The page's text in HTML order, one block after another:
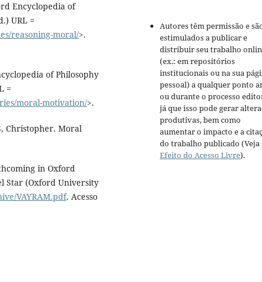
Encyclopedia of
URL =
reasoning-moral/>.
of Philosophy
=
moral-motivation/>.
Christopher. Moral
in Oxford
Star (Oxford University
VAYRAM.pdf. Acesso
Autores têm permissão e
estimulados a publicar e
distribuir seu trabalho
(ex.: em repositórios
institucionais ou na sua
pessoal) a qualquer ponto
ou durante o processo
já que isso pode gerar
produtivas, bem como
aumentar o impacto e a
do trabalho publicado (Veja
Efeito do Acesso Livre).